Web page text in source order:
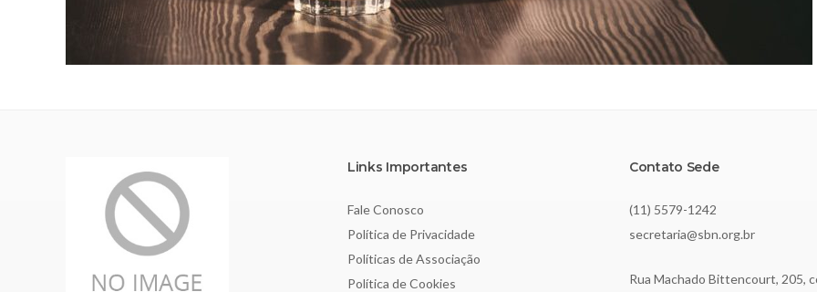
Links Importantes
Fale Conosco
Política de Privacidade
Políticas de Associação
Política de Cookies
Contato Sede
(11) 5579-1242
secretaria@sbn.org.br
Rua Machado Bittencourt, 205,